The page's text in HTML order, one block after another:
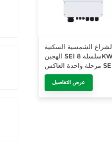
الشراع الشمسية السكنية
الهجين SEI سلسلة 8KW
مرحلة واحدة العاكس SEI-
8K-SP
عرض التفاصيل